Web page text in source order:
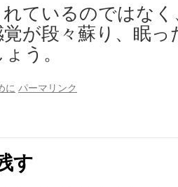
ているのではな
が段々蘇り、眠
う。
に パーマリンク
す